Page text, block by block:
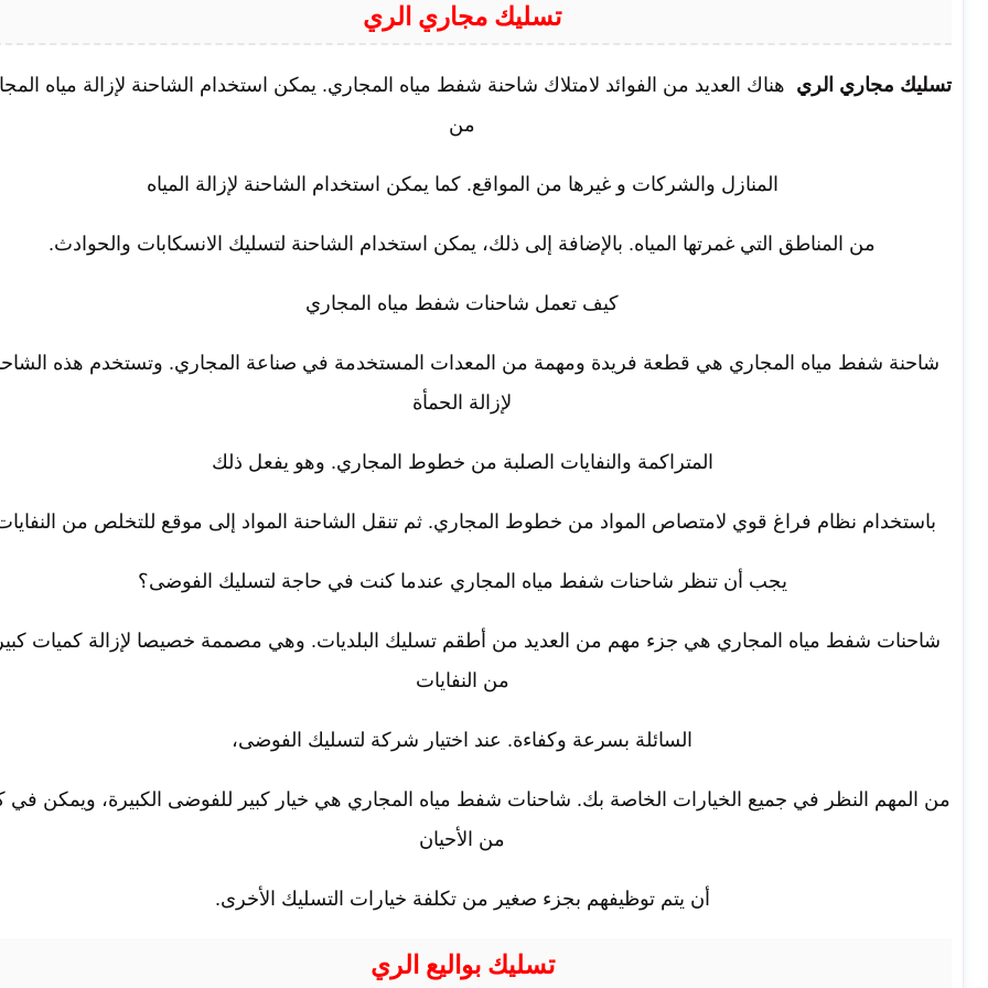
تسليك مجاري الري
تسليك مجاري الري هناك العديد من الفوائد لامتلاك شاحنة شفط مياه المجاري. يمكن استخدام الشاحنة لإزالة مياه
من
المنازل والشركات و غيرها من المواقع. كما يمكن استخدام الشاحنة لإزالة المياه
من المناطق التي غمرتها المياه. بالإضافة إلى ذلك، يمكن استخدام الشاحنة لتسليك الانسكابات والحوادث.
كيف تعمل شاحنات شفط مياه المجاري
شاحنة شفط مياه المجاري هي قطعة فريدة ومهمة من المعدات المستخدمة في صناعة المجاري. وتستخدم هذه
لإزالة الحمأة
المتراكمة والنفايات الصلبة من خطوط المجاري. وهو يفعل ذلك
باستخدام نظام فراغ قوي لامتصاص المواد من خطوط المجاري. ثم تنقل الشاحنة المواد إلى موقع للتخلص من
يجب أن تنظر شاحنات شفط مياه المجاري عندما كنت في حاجة لتسليك الفوضى؟
شاحنات شفط مياه المجاري هي جزء مهم من العديد من أطقم تسليك البلديات. وهي مصممة خصيصا لإزالة كميات
من النفايات
السائلة بسرعة وكفاءة. عند اختيار شركة لتسليك الفوضى،
من المهم النظر في جميع الخيارات الخاصة بك. شاحنات شفط مياه المجاري هي خيار كبير للفوضى الكبيرة، ويمكن في
من الأحيان
أن يتم توظيفهم بجزء صغير من تكلفة خيارات التسليك الأخرى.
تسليك بواليع الري